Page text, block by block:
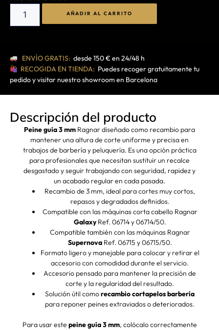
AÑADIR AL CARRITO
ENVÍO GRATIS: desde 150 € en 24/48 h
RECOGIDA EN TIENDA: Puedes recoger gratuitamente tu
pedido y visitar nuestro showroom en Barcelona
Descripción del producto
Peine guía 3 mm Ragnar diseñado como recambio para
mantener una altura de corte uniforme y precisa en
trabajos de barbería y peluquería. Es una opción práctica
para profesionales que necesitan sustituir un recalce
desgastado y seguir trabajando con seguridad, rapidez y
un acabado regular en cada pasada.
Recambio de 3 mm, ideal para cortes muy cortos,
repasos y degradados definidos.
Compatible con las máquinas corta cabello Ragnar
GalaxyRef. 06714 y 06714/50.
Compatible también con las máquinas Ragnar
SupernovaRef. 06715 y 06715/50.
Formato ligero y manejable para colocar y retirar el
accesorio con comodidad durante el servicio.
Accesorio pensado para mantener la precisión de
corte y la regularidad del resultado.
Solución útil comorecambio cortapelos barbería
para reponer peines extraviados o deteriorados.
Para usar este peine guía 3 mm, colócalo correctamente